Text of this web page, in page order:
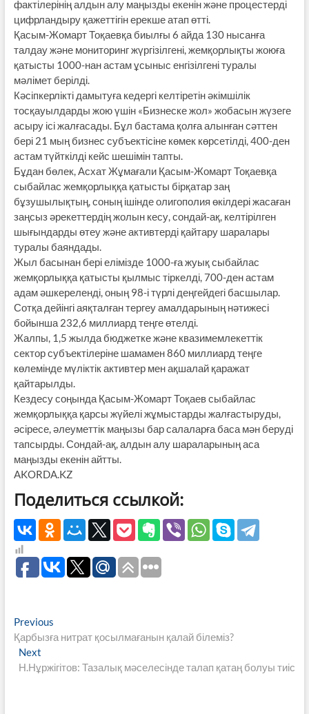
фактілерінің алдын алу маңызды екенін және процестерді
цифрландыру қажеттігін ерекше атап өтті.
Қасым-Жомарт Тоқаевқа биылғы 6 айда 130 нысанға
талдау және мониторинг жүргізілгені, жемқорлықты жоюға
қатысты 1000-нан астам ұсыныс енгізілгені туралы
мәлімет берілді.
Кәсіпкерлікті дамытуға кедергі келтіретін әкімшілік
тосқауылдарды жою үшін «Бизнеске жол» жобасын жүзеге
асыру ісі жалғасады. Бұл бастама қолға алынған сәттен
бері 21 мың бизнес субъектісіне көмек көрсетілді, 400-ден
астам түйткілді кейс шешімін тапты.
Бұдан бөлек, Асхат Жұмағали Қасым-Жомарт Тоқаевқа
сыбайлас жемқорлыққа қатысты бірқатар заң
бұзушылықтың, соның ішінде олигополия өкілдері жасаған
заңсыз әрекеттердің жолын кесу, сондай-ақ, келтірілген
шығындарды өтеу және активтерді қайтару шаралары
туралы баяндады.
Жыл басынан бері елімізде 1000-ға жуық сыбайлас
жемқорлыққа қатысты қылмыс тіркелді, 700-ден астам
адам әшкереленді, оның 98-і түрлі деңгейдегі басшылар.
Сотқа дейінгі аяқталған тергеу амалдарының нәтижесі
бойынша 232,6 миллиард теңге өтелді.
Жалпы, 1,5 жылда бюджетке және квазимемлекеттік
сектор субъектілеріне шамамен 860 миллиард теңге
көлемінде мүліктік активтер мен ақшалай қаражат
қайтарылды.
Кездесу соңында Қасым-Жомарт Тоқаев сыбайлас
жемқорлыққа қарсы жүйелі жұмыстарды жалғастыруды,
әсіресе, әлеуметтік маңызы бар салаларға баса мән беруді
тапсырды. Сондай-ақ, алдын алу шараларының аса
маңызды екенін айтты.
AKORDA.KZ
Поделиться ссылкой:
Навигация
по
записям
PreviousPrevious
post:
Қарбызға нитрат қосылмағанын қалай білеміз?
Next
post:
Н.Нұржігітов: Тазалық мәселесінде талап қатаң болуы тиіс